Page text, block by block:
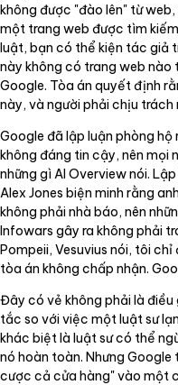
không được "đào lên" từ
một trang web được tìm
luật, bạn có thể kiện tác giả
này không có trang web nào
Google. Tòa án quyết định
này, và người phải chịu trách
Google đã lập luận phòng
không đáng tin cậy, nên mọi
những gì AI Overview nói.
Alex Jones biện minh rằng
không phải nhà báo, nên
Infowars gây ra không phải
Pompeii, Vesuvius nói, tôi
tòa án không chấp nhận.
Đây có vẻ không phải là
tắc so với việc một luật sư
khác biệt là luật sư có thể
nó hoàn toàn. Nhưng
cược cả cửa hàng" vào một